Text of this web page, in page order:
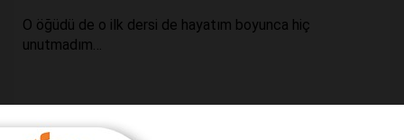
O öğüdü de o ilk dersi de hayatım boyunca hiç
unutmadım…